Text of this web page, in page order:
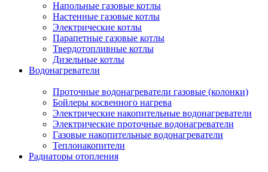
Напольные газовые котлы
Настенные газовые котлы
Электрические котлы
Парапетные газовые котлы
Твердотопливные котлы
Дизельные котлы
Водонагреватели
Проточные водонагреватели газовые (колонки)
Бойлеры косвенного нагрева
Электрические накопительные водонагреватели
Электрические проточные водонагреватели
Газовые накопительные водонагреватели
Теплонакопители
Радиаторы отопления